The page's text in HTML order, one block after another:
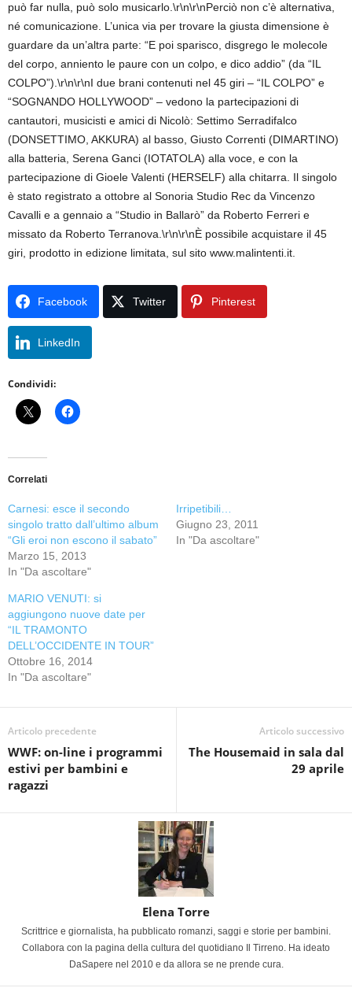
può far nulla, può solo musicarlo.\r\n\r\nPerciò non c’è alternativa,
né comunicazione. L’unica via per trovare la giusta dimensione è
guardare da un’altra parte: “E poi sparisco, disgrego le molecole
del corpo, anniento le paure con un colpo, e dico addio” (da “IL
COLPO”).\r\n\r\nI due brani contenuti nel 45 giri – “IL COLPO” e
“SOGNANDO HOLLYWOOD” – vedono la partecipazioni di
cantautori, musicisti e amici di Nicolò: Settimo Serradifalco
(DONSETTIMO, AKKURA) al basso, Giusto Correnti (DIMARTINO)
alla batteria, Serena Ganci (IOTATOLA) alla voce, e con la
partecipazione di Gioele Valenti (HERSELF) alla chitarra. Il singolo
è stato registrato a ottobre al Sonoria Studio Rec da Vincenzo
Cavalli e a gennaio a “Studio in Ballarò” da Roberto Ferreri e
missato da Roberto Terranova.\r\n\r\nÈ possibile acquistare il 45
giri, prodotto in edizione limitata, sul sito www.malintenti.it.
Facebook Twitter Pinterest
LinkedIn
Condividi:
Correlati
Carnesi: esce il secondo
singolo tratto dall’ultimo album
“Gli eroi non escono il sabato”
Marzo 15, 2013
In "Da ascoltare"
Irripetibili…
Giugno 23, 2011
In "Da ascoltare"
MARIO VENUTI: si
aggiungono nuove date per
“IL TRAMONTO
DELL’OCCIDENTE IN TOUR”
Ottobre 16, 2014
In "Da ascoltare"
Articolo precedente
WWF: on-line i programmi
estivi per bambini e
ragazzi
Articolo successivo
The Housemaid in sala dal
29 aprile
Elena Torre
Scrittrice e giornalista, ha pubblicato romanzi, saggi e storie per bambini.
Collabora con la pagina della cultura del quotidiano Il Tirreno. Ha ideato
DaSapere nel 2010 e da allora se ne prende cura.